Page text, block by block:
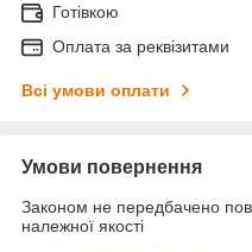
Готівкою
Оплата за реквізитами
Всі умови оплати
Умови повернення
Законом не передбачено
належної якості